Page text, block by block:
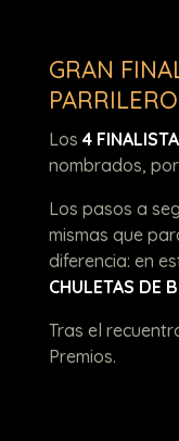
GRAN
PARRILERO
Los 4
nombrados,
Los pasos a
mismas que
diferencia: en
CHULETAS DE
Tras el
Premios.